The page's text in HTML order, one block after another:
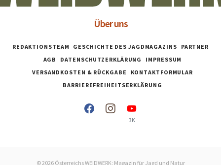
Über uns
REDAKTIONSTEAM GESCHICHTE DES JAGDMAGAZINS
PARTNER
AGB
DATENSCHUTZERKLÄRUNG
IMPRESSUM
VERSANDKOSTEN & RÜCKGABE
KONTAKTFORMULAR
BARRIEREFREIHEITSERKLÄRUNG
3K
© 2026 Österreichs WEIDWERK: Magazin für Jagd und Natur